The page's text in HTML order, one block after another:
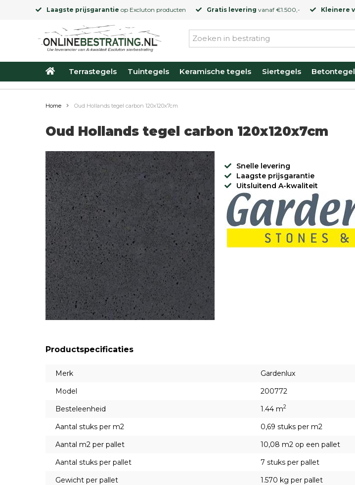
Laagste prijsgarantie op Excluton producten Gratis levering vanaf €1.500,- Kleinere
Terrastegels Tuintegels Keramische tegels Siertegels
Home Oud Hollands tegel carbon 120x120x7cm
Oud Hollands tegel carbon 120x120x7cm
Snelle levering
Laagste prijsgarantie
Uitsluitend A-kwaliteit
Productspecificaties
Merk
Gardenlux
Model
200772
Besteleenheid
1.44 m2
Aantal stuks per m2
0,69 stuks per m2
Aantal m2 per pallet
10,08 m2 op een pallet
Aantal stuks per pallet
7 stuks per pallet
Gewicht per pallet
1.570 kg per pallet